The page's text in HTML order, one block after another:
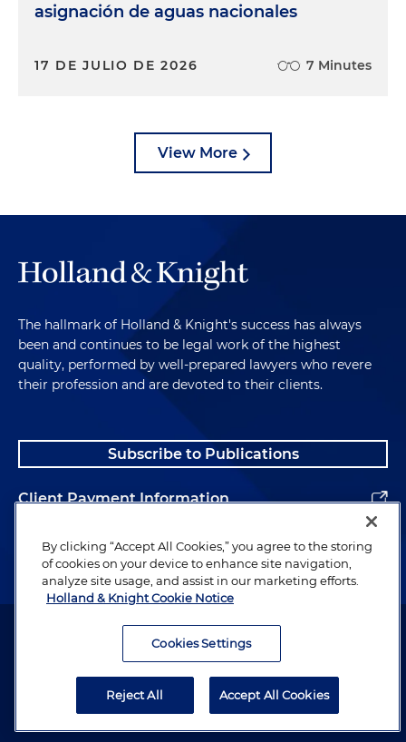
asignación de aguas nacionales
17 DE JULIO DE 2026 7 Minutes
View More
The hallmark of Holland & Knight's success has always
been and continues to be legal work of the highest
quality, performed by well-prepared lawyers who revere
their profession and are devoted to their clients.
Subscribe to Publications
Client Payment Information
Alumni
Attorney Advertising. Copyright © 1996–2026 Holland & Knight LLP.
By clicking “Accept All Cookies,” you agree to the storing
of cookies on your device to enhance site navigation,
analyze site usage, and assist in our marketing efforts.
Holland & Knight Cookie Notice
Cookies Settings
Reject All Accept All Cookies